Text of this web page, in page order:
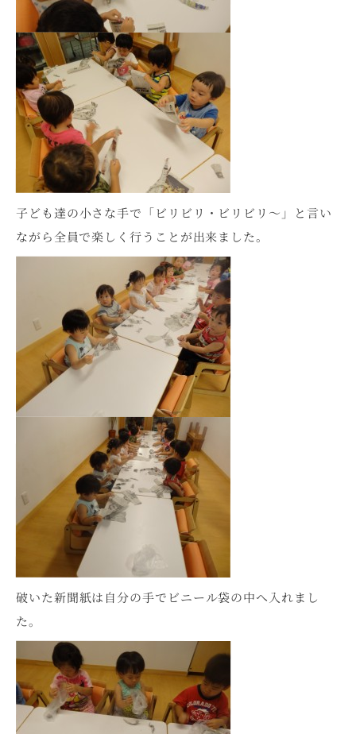
子ども達の小さな手で「ビリビリ・ビリビリ～」と言い
ながら全員で楽しく行うことが出来ました。
破いた新聞紙は自分の手でビニール袋の中へ入れまし
た。